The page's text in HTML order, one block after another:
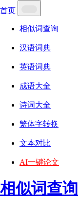
首页
相似词查询
汉语词典
英语词典
成语大全
诗词大全
繁体字转换
文本对比
AI一键论文
相似词查询